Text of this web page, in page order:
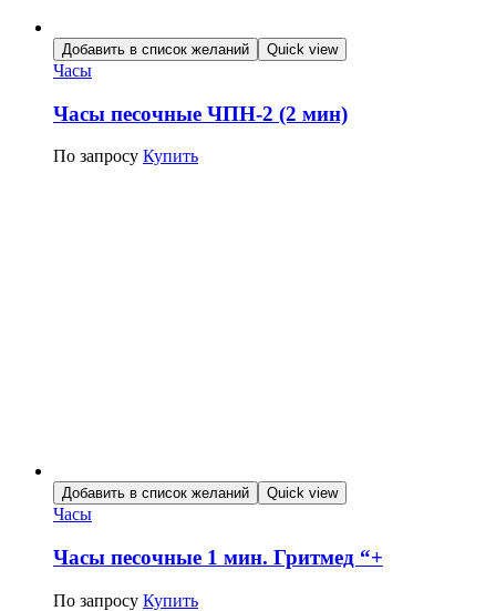
Добавить в список желаний Quick view
Часы
Часы песочные ЧПН-2 (2 мин)
По запросу Купить
Добавить в список желаний Quick view
Часы
Часы песочные 1 мин. Гритмед “+
По запросу Купить